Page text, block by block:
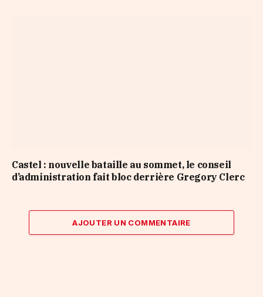
Castel : nouvelle bataille au sommet, le conseil
d’administration fait bloc derrière Gregory Clerc
AJOUTER UN COMMENTAIRE